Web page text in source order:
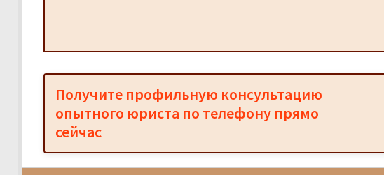
Получите профильную консультацию
опытного юриста по телефону прямо
сейчас